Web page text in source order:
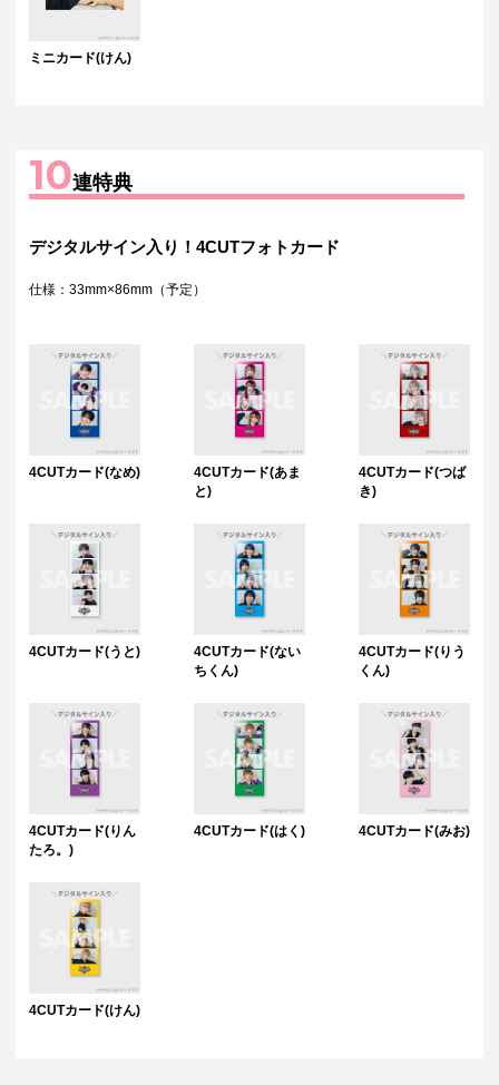
ミニカード(けん)
10連特典
デジタルサイン入り！4CUTフォトカード
仕様：33mm×86mm（予定）
4CUTカード(なめ)
4CUTカード(あま
と)
4CUTカード(つば
き)
4CUTカード(うと)
4CUTカード(ない
ちくん)
4CUTカード(りう
くん)
4CUTカード(りん
たろ。)
4CUTカード(はく) 4CUTカード(みお)
4CUTカード(けん)